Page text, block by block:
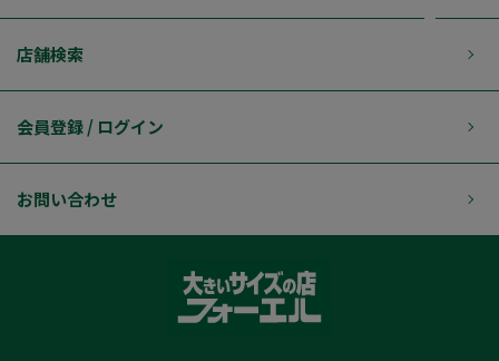
店舗検索
会員登録 / ログイン
お問い合わせ